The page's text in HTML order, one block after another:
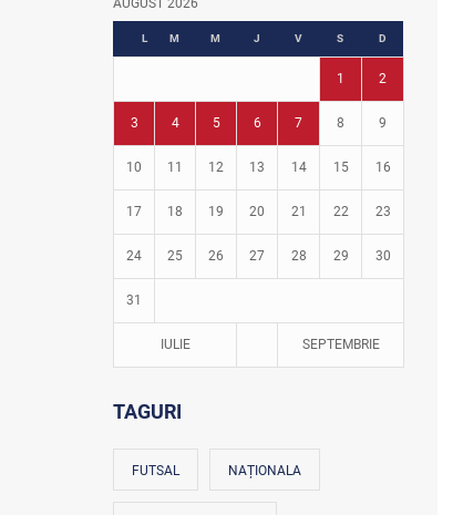
Fotbal în grădinițe
AUGUST 2026
L M M J V S D
1 2
3 4 5 6 7 8 9
10 11 12 13 14 15 16
17 18 19 20 21 22 23
24 25 26 27 28 29 30
31
IULIE SEPTEMBRIE
TAGURI
FUTSAL NAȚIONALA